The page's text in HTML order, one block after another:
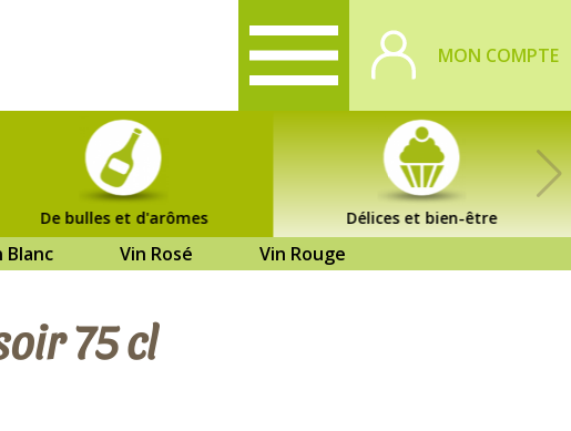
MON COMPTE
De bulles et d'arômes Délices et bien-être
Blanc Vin Rosé Vin Rouge
75 cl